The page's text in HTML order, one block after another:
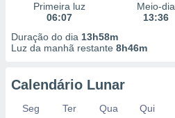
Primeira luz
06:07
Meio-dia
13:36
Duração do dia 13h58m
Luz da manhã restante 8h46m
Calendário Lunar
Seg Ter Qua Qui